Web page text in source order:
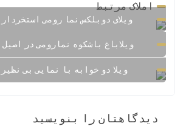
املاک مرتبط
ویلای دوبلکس نما رومی استخردار با 230 متر
ویلاباغ باشکوه نمارومی در
ویلا دو خوابه با نمایی بی نظیر و 250 متر
دیدگاهتان را بنویسید